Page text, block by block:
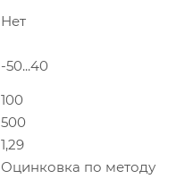
Нет
-50...40
100
500
1,29
Оцинковка по методу